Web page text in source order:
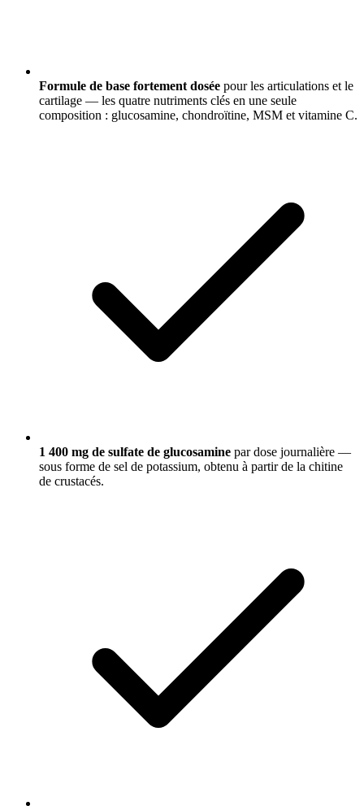
Formule de base fortement dosée pour les articulations et le
cartilage — les quatre nutriments clés en une seule
composition : glucosamine, chondroïtine, MSM et vitamine C.
1 400 mg de sulfate de glucosamine par dose journalière —
sous forme de sel de potassium, obtenu à partir de la chitine
de crustacés.